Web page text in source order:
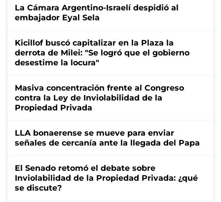
La Cámara Argentino-Israelí despidió al
embajador Eyal Sela
Kicillof buscó capitalizar en la Plaza la
derrota de Milei: "Se logró que el gobierno
desestime la locura"
Masiva concentración frente al Congreso
contra la Ley de Inviolabilidad de la
Propiedad Privada
LLA bonaerense se mueve para enviar
señales de cercanía ante la llegada del Papa
El Senado retomó el debate sobre
Inviolabilidad de la Propiedad Privada: ¿qué
se discute?